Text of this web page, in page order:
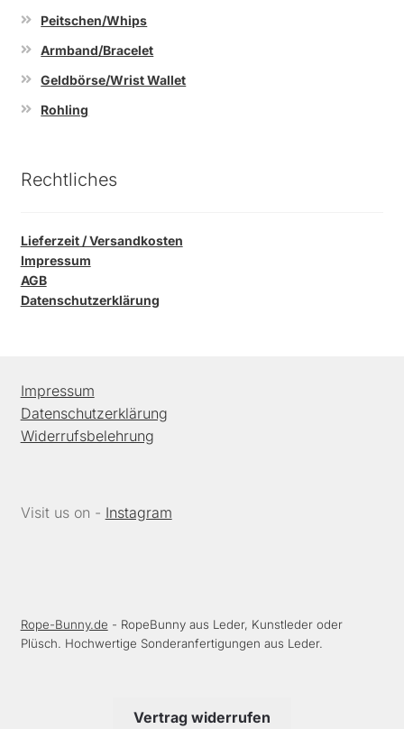
Peitschen/Whips
Armband/Bracelet
Geldbörse/Wrist Wallet
Rohling
Rechtliches
Lieferzeit / Versandkosten
Impressum
AGB
Datenschutzerklärung
Impressum
Datenschutzerklärung
Widerrufsbelehrung
Visit us on - Instagram
Rope-Bunny.de - RopeBunny aus Leder, Kunstleder oder
Plüsch. Hochwertige Sonderanfertigungen aus Leder.
Vertrag widerrufen